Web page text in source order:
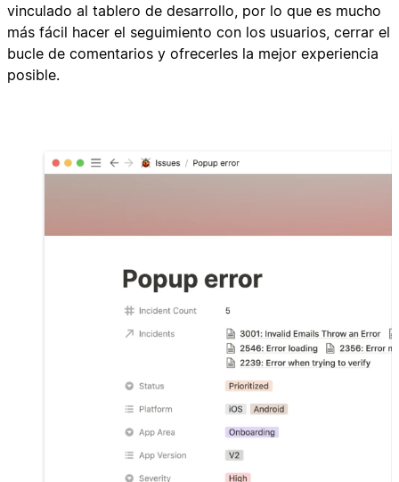
vinculado al tablero de desarrollo, por lo que es mucho
más fácil hacer el seguimiento con los usuarios, cerrar el
bucle de comentarios y ofrecerles la mejor experiencia
posible.